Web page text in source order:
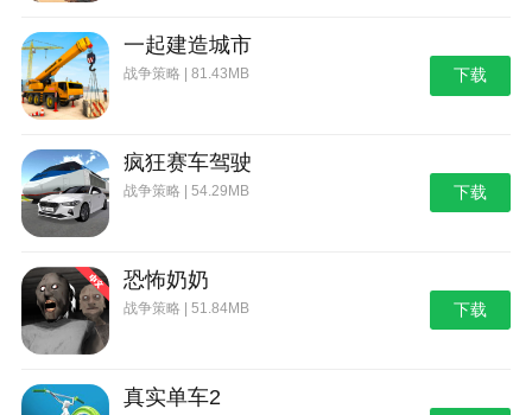
一起建造城市
战争策略 | 81.43MB 下载
疯狂赛车驾驶
战争策略 | 54.29MB 下载
恐怖奶奶
战争策略 | 51.84MB 下载
真实单车2